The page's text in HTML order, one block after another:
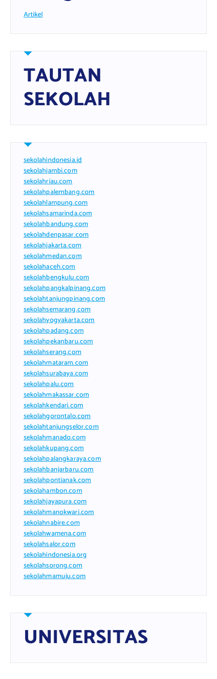
Artikel
TAUTAN
SEKOLAH
sekolahindonesia.id
sekolahjambi.com
sekolahriau.com
sekolahpalembang.com
sekolahlampung.com
sekolahsamarinda.com
sekolahbandung.com
sekolahdenpasar.com
sekolahjakarta.com
sekolahmedan.com
sekolahaceh.com
sekolahbengkulu.com
sekolahpangkalpinang.com
sekolahtanjungpinang.com
sekolahsemarang.com
sekolahyogyakarta.com
sekolahpadang.com
sekolahpekanbaru.com
sekolahserang.com
sekolahmataram.com
sekolahsurabaya.com
sekolahpalu.com
sekolahmakassar.com
sekolahkendari.com
sekolahgorontalo.com
sekolahtanjungselor.com
sekolahmanado.com
sekolahkupang.com
sekolahpalangkaraya.com
sekolahbanjarbaru.com
sekolahpontianak.com
sekolahambon.com
sekolahjayapura.com
sekolahmanokwari.com
sekolahnabire.com
sekolahwamena.com
sekolahsalor.com
sekolahindonesia.org
sekolahsorong.com
sekolahmamuju.com
UNIVERSITAS